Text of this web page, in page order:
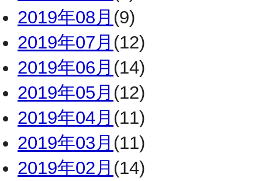
2019年08月 (9)
2019年07月 (12)
2019年06月 (14)
2019年05月 (12)
2019年04月 (11)
2019年03月 (11)
2019年02月 (14)